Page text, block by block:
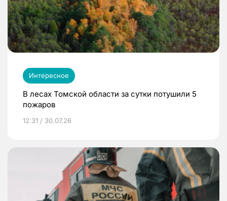
Интересное
В лесах Томской области за сутки потушили 5
пожаров
12:31 / 30.07.26